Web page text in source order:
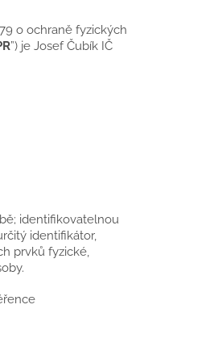
o ochraně fyzických
”) je Josef Čubík IČ
identifikovatelnou
identifikátor,
prvků fyzické,